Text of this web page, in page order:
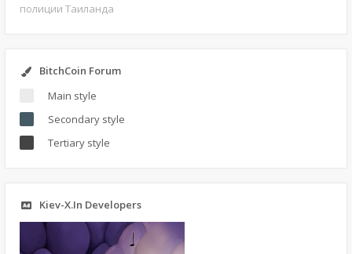
полиции Таиланда
BitchCoin Forum
Main style
Secondary style
Tertiary style
Kiev-X.In Developers